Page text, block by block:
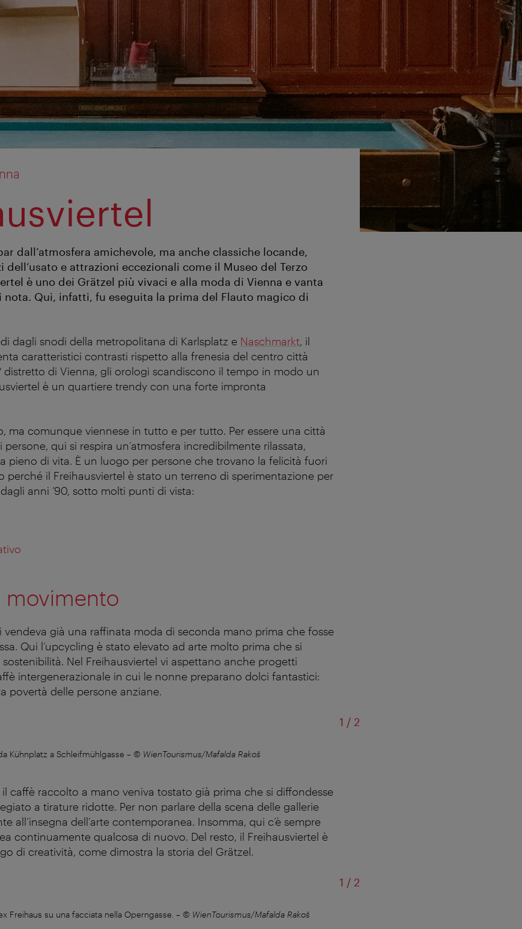
dall’atmosfera amichevole, ma anche classiche locande,
e attrazioni eccezionali come il Museo del Terzo
è uno dei Grätzel più vivaci e alla moda di Vienna e vanta
nota. Qui, infatti, fu eseguita la prima del Flauto magico di
dagli snodi della metropolitana di Karlsplatz e Naschmarkt, il
caratteristici contrasti rispetto alla frenesia del centro città
distretto di Vienna, gli orologi scandiscono il tempo in modo un
è un quartiere trendy con una forte impronta
ma comunque viennese in tutto e per tutto. Per essere una città
qui si respira un’atmosfera incredibilmente rilassata,
pieno di vita. È un luogo per persone che trovano la felicità fuori
perché il Freihausviertel è stato un terreno di sperimentazione per
anni ‘90, sotto molti punti di vista:
movimento
vendeva già una raffinata moda di seconda mano prima che fosse
Qui l’upcycling è stato elevato ad arte molto prima che si
sostenibilità. Nel Freihausviertel vi aspettano anche progetti
intergenerazionale in cui le nonne preparano dolci fantastici:
povertà delle persone anziane.
1 /di
2
Kühnplatz a Schleifmühlgasse – © WienTourismus/Mafalda Rakoš
il caffè raccolto a mano veniva tostato già prima che si diffondesse
a tirature ridotte. Per non parlare della scena delle gallerie
all’insegna dell’arte contemporanea. Insomma, qui c’è sempre
continuamente qualcosa di nuovo. Del resto, il Freihausviertel è
di creatività, come dimostra la storia del Grätzel.
1 /di
2
Freihaus su una facciata nella Operngasse. – © WienTourismus/Mafalda Rakoš